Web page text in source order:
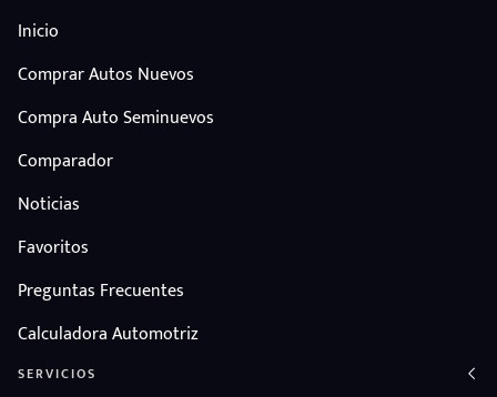
Inicio
Comprar Autos Nuevos
Compra Auto Seminuevos
Comparador
Noticias
Favoritos
Preguntas Frecuentes
Calculadora Automotriz
SERVICIOS